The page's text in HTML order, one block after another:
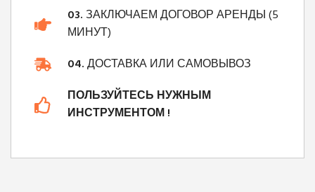
03.ЗАКЛЮЧАЕМ ДОГОВОР АРЕНДЫ (5
МИНУТ)
04.ДОСТАВКА ИЛИ САМОВЫВОЗ
ПОЛЬЗУЙТЕСЬ НУЖНЫМ
ИНСТРУМЕНТОМ !